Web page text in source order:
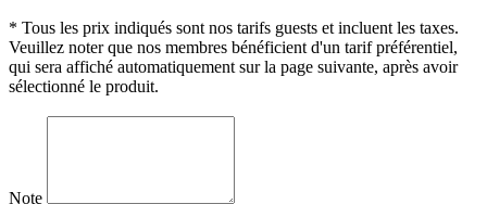
* Tous les prix indiqués sont nos tarifs guests et incluent les taxes.
Veuillez noter que nos membres bénéficient d'un tarif préférentiel,
qui sera affiché automatiquement sur la page suivante, après avoir
sélectionné le produit.
Note